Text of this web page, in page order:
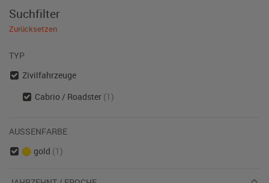
Suchfilter
Zurücksetzen
TYP
Zivilfahrzeuge
Cabrio / Roadster (1)
AUSSENFARBE
gold (1)